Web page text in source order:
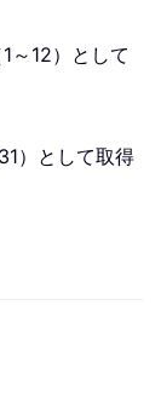
～12）として
）として取得